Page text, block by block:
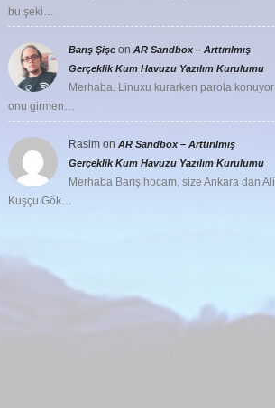
bu şeki…
Barış Şişe on AR Sandbox – Arttırılmış
Gerçeklik Kum Havuzu Yazılım Kurulumu
Merhaba. Linuxu kurarken parola konuyor
onu girmen…
Rasim on AR Sandbox – Arttırılmış
Gerçeklik Kum Havuzu Yazılım Kurulumu
Merhaba Barış hocam, size Ankara dan Ali
Kuşçu Gök…